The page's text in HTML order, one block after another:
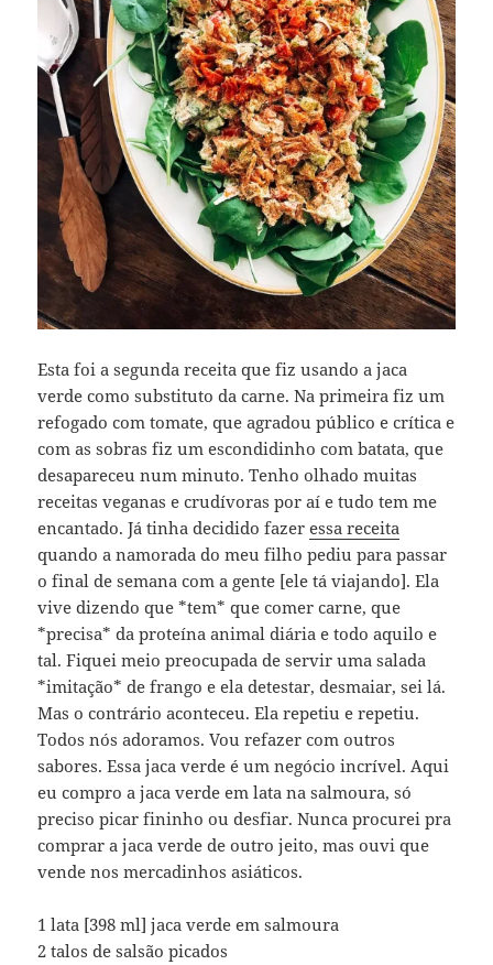
Esta foi a segunda receita que fiz usando a jaca
verde como substituto da carne. Na primeira fiz um
refogado com tomate, que agradou público e crítica e
com as sobras fiz um escondidinho com batata, que
desapareceu num minuto. Tenho olhado muitas
receitas veganas e crudívoras por aí e tudo tem me
encantado. Já tinha decidido fazeressa receita
quando a namorada do meu filho pediu para passar
o final de semana com a gente [ele tá viajando]. Ela
vive dizendo que *tem* que comer carne, que
*precisa* da proteína animal diária e todo aquilo e
tal. Fiquei meio preocupada de servir uma salada
*imitação* de frango e ela detestar, desmaiar, sei lá.
Mas o contrário aconteceu. Ela repetiu e repetiu.
Todos nós adoramos. Vou refazer com outros
sabores. Essa jaca verde é um negócio incrível. Aqui
eu compro a jaca verde em lata na salmoura, só
preciso picar fininho ou desfiar. Nunca procurei pra
comprar a jaca verde de outro jeito, mas ouvi que
vende nos mercadinhos asiáticos.
1 lata [398 ml] jaca verde em salmoura
2 talos de salsão picados